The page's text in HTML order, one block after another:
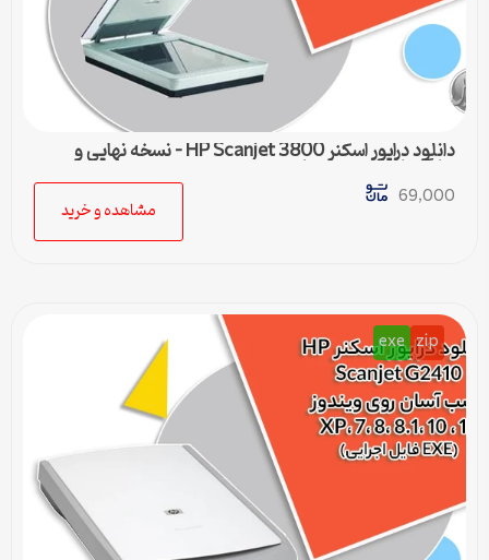
دانلود درایور اسکنر HP Scanjet 3800 – نسخه نهایی و
سازگار با تمام ویندوزها
69,000
مشاهده و خرید
zip
exe